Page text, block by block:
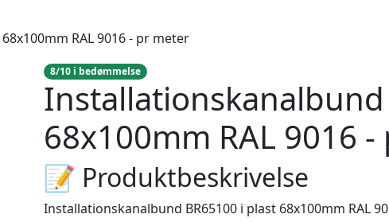
RAL 9016 - pr meter
8/10 i bedømmelse
Installationskanalbund
68x100mm RAL 9016
📝 Produktbeskrivelse
Installationskanalbund BR65100 i plast 68x100mm RAL